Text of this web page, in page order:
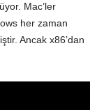
Mac’ler
her zaman
Ancak x86’dan